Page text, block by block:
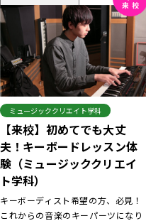
ミュージッククリエイト学科
【来校】初めてでも大丈
夫！キーボードレッスン体
験（ミュージッククリエイ
ト学科）
キーボーディスト希望の方、必見！
これからの音楽のキーパーツになり